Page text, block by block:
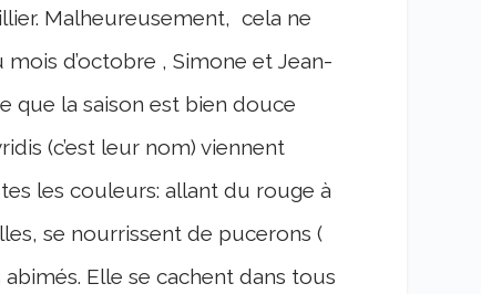
Malheureusement, cela ne
mois d’octobre , Simone et Jean-
que la saison est bien douce
(c’est leur nom) viennent
les couleurs: allant du rouge à
se nourrissent de pucerons (
Elle se cachent dans tous